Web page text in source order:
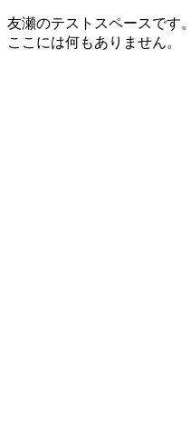
友瀬のテストスペースです。
ここには何もありません。